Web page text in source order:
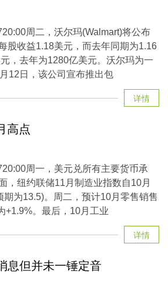
周二，沃尔玛(Walmart)将公布
股收益1.18美元，而去年同期为1.16
，去年为1280亿美元。沃尔玛为一
12日，该公司宣布推出包
详情
高点
周一，美元兑所有主要货币承
，纽约联储11月制造业指数自10月
期为13.5)。周二，预计10月零售销售
+1.9%。最后，10月工业
详情
息但并未一锤定音